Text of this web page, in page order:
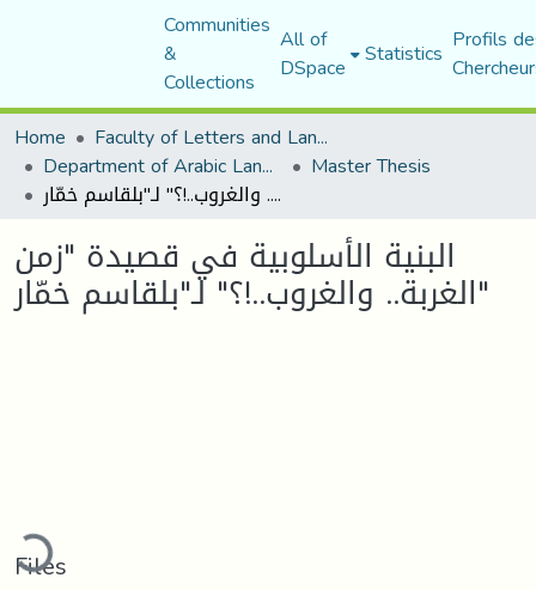
Communities
&
Collections
All of
DSpace Statistics Profils
Home
Faculty of Letters and Languages
Department of Arabic Language and Literature Master Thesis
البنية الأسلوبية في قصيدة "زمن الغربة.. والغروب..!؟" لـ"بلقاسم خمّار"
البنية الأسلوبية في قصيدة "زمن
الغربة.. والغروب..!؟" لـ"بلقاسم خمّار"
Files